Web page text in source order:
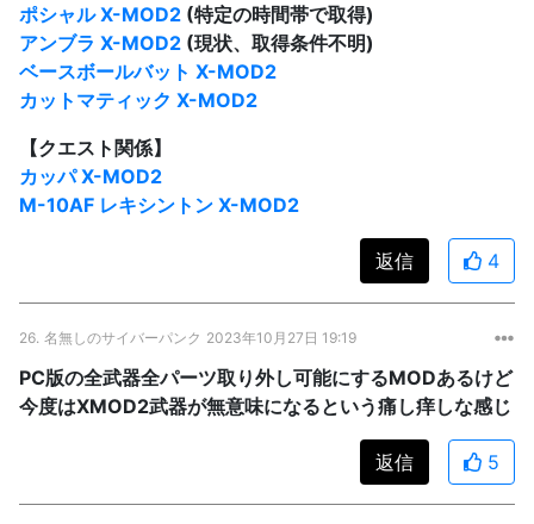
ポシャル X-MOD2 (特定の時間帯で取得)
アンブラ X-MOD2 (現状、取得条件不明)
ベースボールバット X-MOD2
カットマティック X-MOD2
【クエスト関係】
カッパ X-MOD2
M-10AF レキシントン X-MOD2
返信 4
26. 名無しのサイバーパンク 2023年10月27日 19:19
PC版の全武器全パーツ取り外し可能にするMODあるけど
今度はXMOD2武器が無意味になるという痛し痒しな感じ
返信 5